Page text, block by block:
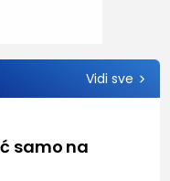
Vidi sve
samo na